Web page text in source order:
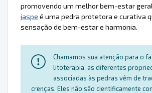
promovendo um melhor bem-estar
jaspe é uma pedra protetora e curativa
sensação de bem-estar e harmonia.
Chamamos sua atenção para o
litoterapia, as diferentes
associadas às pedras vêm de
crenças. Eles não são cientificamente